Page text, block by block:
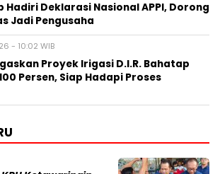
Hadiri Deklarasi Nasional APPI, Dorong
Jadi Pengusaha
- 10:02 WIB
Proyek Irigasi D.I.R. Bahatap
Persen, Siap Hadapi Proses